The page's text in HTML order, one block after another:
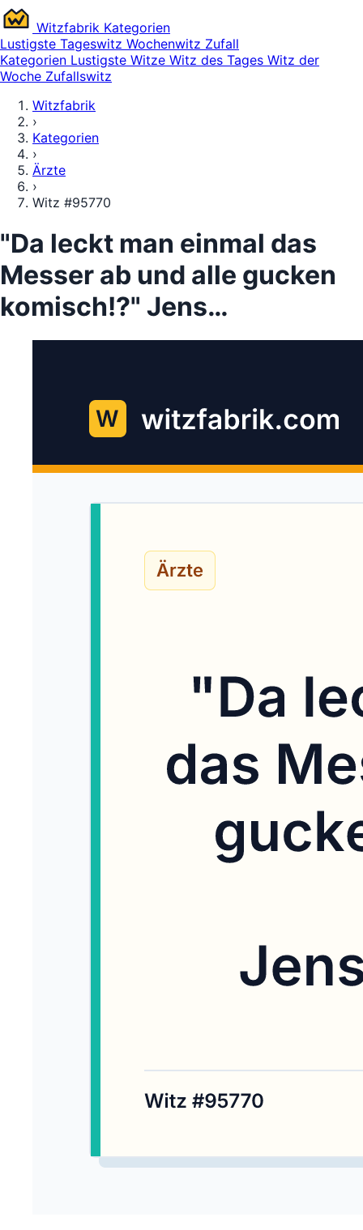
Witzfabrik Kategorien
Lustigste Tageswitz Wochenwitz Zufall
Kategorien Lustigste Witze Witz des Tages Witz der
Woche Zufallswitz
Witzfabrik
›
Kategorien
›
Ärzte
›
Witz #95770
"Da leckt man einmal das
Messer ab und alle gucken
komisch!?" Jens…